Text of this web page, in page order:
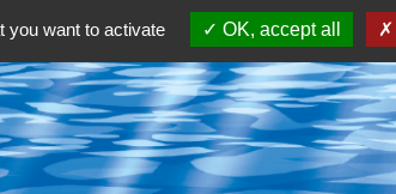
Bienvenue sur Pechetahiti.com, le
you want to activate OK, accept all